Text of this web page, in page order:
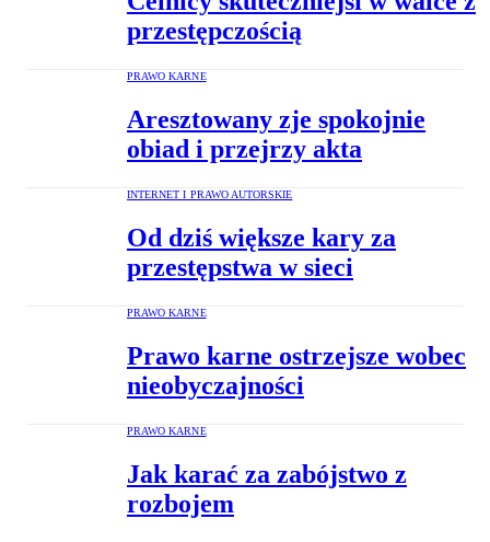
przestępczością
PRAWO KARNE
Aresztowany zje spokojnie
obiad i przejrzy akta
INTERNET I PRAWO AUTORSKIE
Od dziś większe kary za
przestępstwa w sieci
PRAWO KARNE
Prawo karne ostrzejsze wobec
nieobyczajności
PRAWO KARNE
Jak karać za zabójstwo z
rozbojem